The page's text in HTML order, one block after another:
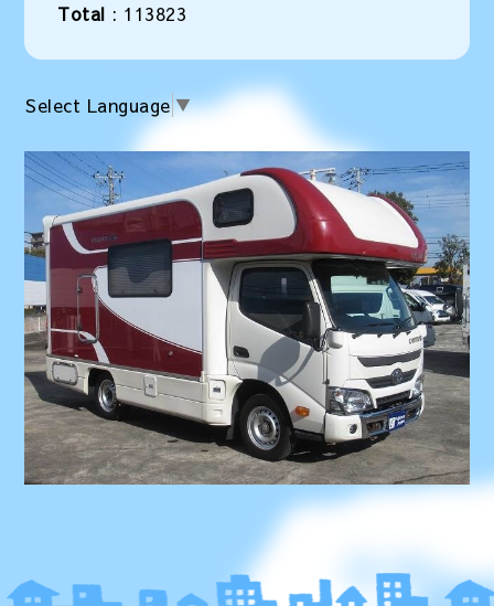
Total : 113823
Select Language▼